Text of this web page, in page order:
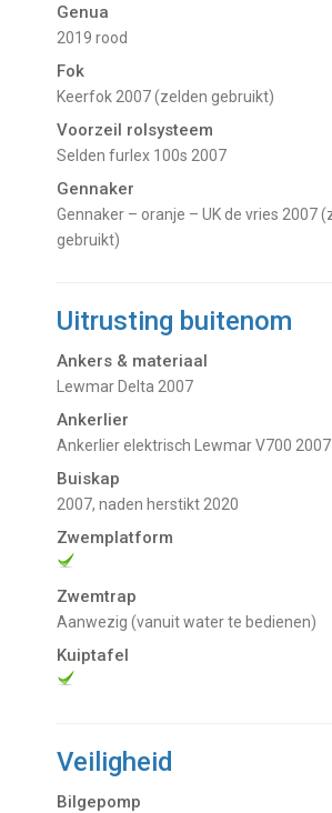
Genua
2019 rood
Fok
Keerfok 2007 (zelden gebruikt)
Voorzeil rolsysteem
Selden furlex 100s 2007
Gennaker
Gennaker – oranje – UK de vries 2007 (zelden
gebruikt)
Uitrusting buitenom
Ankers & materiaal
Lewmar Delta 2007
Ankerlier
Ankerlier elektrisch Lewmar V700 2007
Buiskap
2007, naden herstikt 2020
Zwemplatform
Zwemtrap
Aanwezig (vanuit water te bedienen)
Kuiptafel
Veiligheid
Bilgepomp